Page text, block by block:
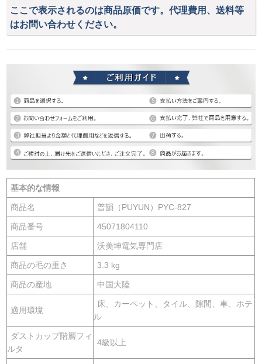
ここで表示されるのは商品原価です。代理費用、送料等
はお問い合わせください。
基本的な情報
商品名 普韻（PUYUN）PYC-827
商品番号 45071804110
店舗 沃美坤電気専門店
商品の毛の重さ 3.3 kg
商品の産地 中国大陸
適用環境
床、カーペット、タイル、隙間、車、ホテ
ル
ダストカップ階層フィ
ルタ
4級以上